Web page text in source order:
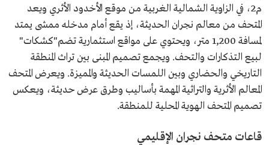
م2، في الزاوية الشمالية الغربية من موقع الأخدود الأثري ويعد
المتحف من معالم نجران الحديثة، إذ يقع أمام مدخله ممشى يمتد
لمسافة 1,200 متر، ويحتوي على مواقع استثمارية تضم"كشكات"
لبيع التذكارات والتحف. ويجمع تصميم المبنى بين تراث المنطقة
التاريخي والحضاري وبين اللمسات الحديثة والمميزة. ويعرض المتحف
المعالم الأثرية والتراثية المهمة بأساليب وطرق عرض حديثة، ويعكس
تصميم المتحف الهوية المحلية للمنطقة.
قاعات متحف نجران الإقليمي